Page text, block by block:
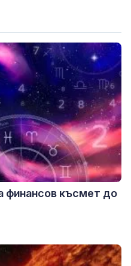
финансов късмет до